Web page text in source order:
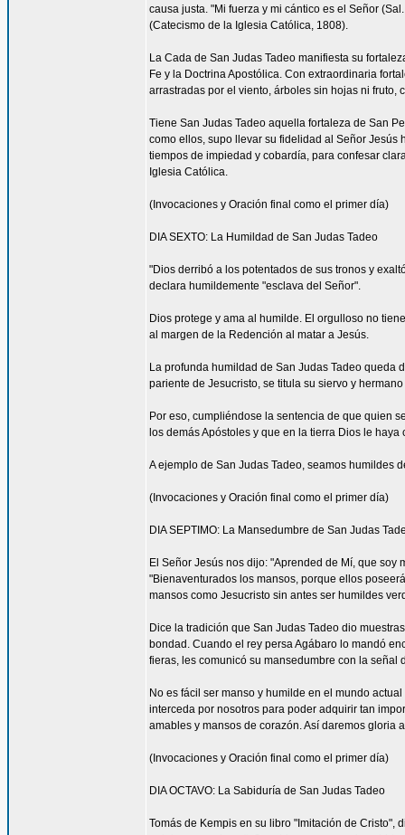
causa justa. "Mi fuerza y mi cántico es el Señor
(Catecismo de la Iglesia Católica, 1808).
La Cada de San Judas Tadeo manifiesta su
Fe y la Doctrina Apostólica. Con extraordinaria
arrastradas por el viento, árboles sin hojas ni fruto,
Tiene San Judas Tadeo aquella fortaleza de San
como ellos, supo llevar su fidelidad al Señor Jesús
tiempos de impiedad y cobardía, para confesar
Iglesia Católica.
(Invocaciones y Oración final como el primer día)
DIA SEXTO: La Humildad de San Judas Tadeo
"Dios derribó a los potentados de sus tronos y
declara humildemente "esclava del Señor".
Dios protege y ama al humilde. El orgulloso no
al margen de la Redención al matar a Jesús.
La profunda humildad de San Judas Tadeo queda
pariente de Jesucristo, se titula su siervo y
Por eso, cumpliéndose la sentencia de que quien
los demás Apóstoles y que en la tierra Dios le
A ejemplo de San Judas Tadeo, seamos humildes
(Invocaciones y Oración final como el primer día)
DIA SEPTIMO: La Mansedumbre de San Judas
El Señor Jesús nos dijo: "Aprended de Mí, que
"Bienaventurados los mansos, porque ellos
mansos como Jesucristo sin antes ser humildes
Dice la tradición que San Judas Tadeo dio
bondad. Cuando el rey persa Agábaro lo mandó
fieras, les comunicó su mansedumbre con la señal
No es fácil ser manso y humilde en el mundo
interceda por nosotros para poder adquirir tan
amables y mansos de corazón. Así daremos gloria
(Invocaciones y Oración final como el primer día)
DIA OCTAVO: La Sabiduría de San Judas Tadeo
Tomás de Kempis en su libro "Imitación de Cristo",